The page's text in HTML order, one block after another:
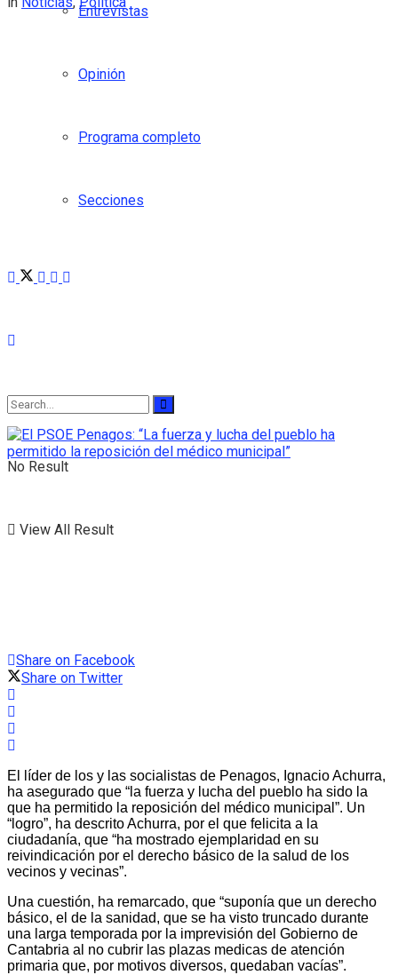
Entrevistas
Opinión
Programa completo
Secciones
No Result
View All Result
Share on Facebook
Share on Twitter
El líder de los y las socialistas de Penagos, Ignacio Achurra,
ha asegurado que “la fuerza y lucha del pueblo ha sido la
que ha permitido la reposición del médico municipal”. Un
“logro”, ha descrito Achurra, por el que felicita a la
ciudadanía, que “ha mostrado ejemplaridad en su
reivindicación por el derecho básico de la salud de los
vecinos y vecinas”.
Una cuestión, ha remarcado, que “suponía que un derecho
básico, el de la sanidad, que se ha visto truncado durante
una larga temporada por la imprevisión del Gobierno de
Cantabria al no cubrir las plazas medicas de atención
primaria que, por motivos diversos, quedaban vacías”.